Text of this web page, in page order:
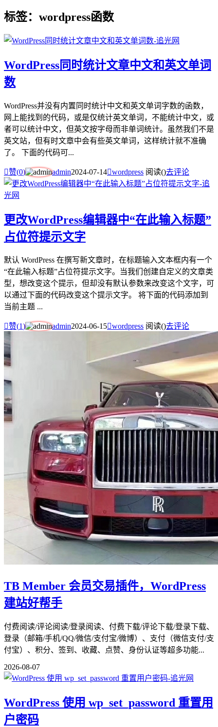
标签：wordpress函数
WordPress同时统计文章中文和英文单词
数
WordPress并没有内置同时统计中文和英文单词字数的函数，
网上能找到的代码，或是仅统计英文单词，不能统计中文，或
者可以统计中文，但英文按字母而非单词统计。虽然我们不是
英文站，但有时文章中会有些英文单词，这样统计就不准确
了。 下面的代码可...
赞(0) admin2024-07-14wordpress 阅读()去评论
更改WordPress编辑器中“在此输入标题”
占位符提示文字
默认 WordPress 在撰写新文章时，在标题输入文本框内有一个
“在此输入标题”占位符提示文字。当我们创建自定义的文章类
型，想改变这个提示，但却没有默认参数来改变这个文字，可
以通过下面的代码改变这个提示文字。 将下面的代码添加到
当前主题 ...
赞(1) admin2024-06-15wordpress 阅读()去评论
TB Member 会员交易插件，WordPress
建站好帮手
付费阅读/评论阅读/登录阅读、付费下载/评论下载/登录下载、
登录（邮箱/手机/QQ/微信/支付宝/微博）、支付（微信支付/支
付宝）、积分、签到、收藏、点赞、身份认证等超多功能...
2026-08-07
WordPress 使用 wp_set_password 重置用
户密码